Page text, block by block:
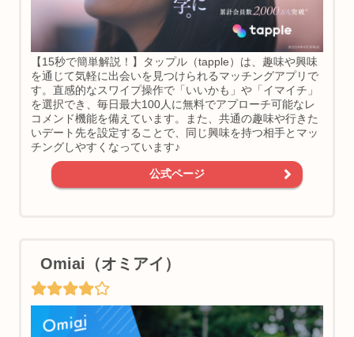
【15秒で簡単解説！】タップル（tapple）は、趣味や興味
を通じて気軽に出会いを見つけられるマッチングアプリで
す。直感的なスワイプ操作で「いいかも」や「イマイチ」
を選択でき、毎日最大100人に無料でアプローチ可能なレ
コメンド機能を備えています。また、共通の趣味や行きた
いデート先を設定することで、同じ興味を持つ相手とマッ
チングしやすくなっています♪
公式ページ
Omiai（オミアイ）